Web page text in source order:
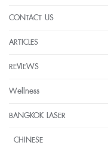
CONTACT US
ARTICLES
REVIEWS
Wellness
BANGKOK LASER
CHINESE